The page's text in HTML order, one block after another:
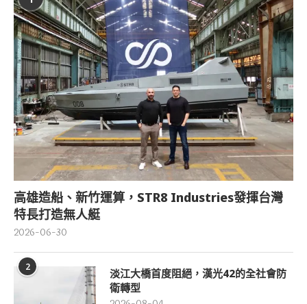
高雄造船、新竹運算，STR8 Industries發揮台灣
特長打造無人艇
2026-06-30
2
淡江大橋首度阻絕，漢光42的全社會防
衛轉型